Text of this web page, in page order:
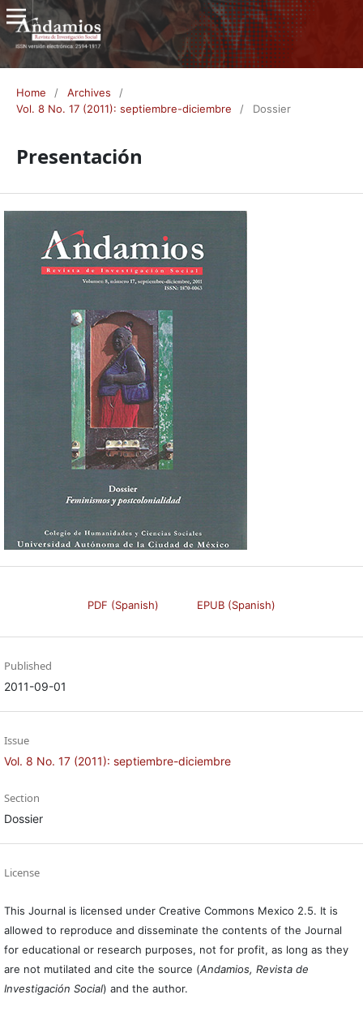
Home / Archives
/
Vol. 8 No. 17 (2011): septiembre-diciembre
/ Dossier
Presentación
PDF (Spanish) EPUB (Spanish)
Published
2011-09-01
Issue
Vol. 8 No. 17 (2011): septiembre-diciembre
Section
Dossier
License
This Journal is licensed under Creative Commons Mexico 2.5. It is
allowed to reproduce and disseminate the contents of the Journal
for educational or research purposes, not for profit, as long as they
are not mutilated and cite the source (Andamios, Revista de
Investigación Social) and the author.